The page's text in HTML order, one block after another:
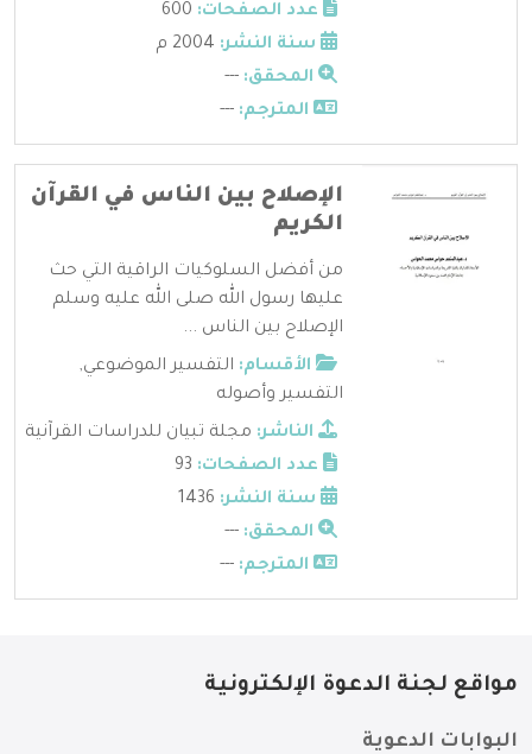
عدد الصفحات:
سنة النشر:
المحقق: ---
المترجم: ---
الإصلاح بين الناس في القرآن
الكريم
من أفضل السلوكيات الراقية التي حث
عليها رسول الله صلى الله عليه وسلم
الإصلاح بين الناس ...
الأقسام: التفسير الموضوعي,
التفسير وأصوله
الناشر: مجلة تبيان للدراسات القرآنية
عدد الصفحات:
سنة النشر:
المحقق: ---
المترجم: ---
مواقع لجنة الدعوة الإلكترونية
البوابات الدعوية